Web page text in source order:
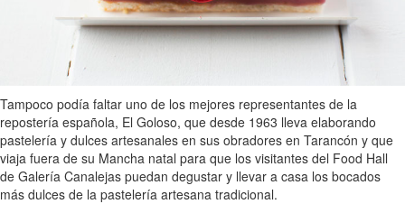
Tampoco podía faltar uno de los mejores representantes de la
repostería española, El Goloso, que desde 1963 lleva elaborando
pastelería y dulces artesanales en sus obradores en Tarancón y que
viaja fuera de su Mancha natal para que los visitantes del Food Hall
de Galería Canalejas puedan degustar y llevar a casa los bocados
más dulces de la pastelería artesana tradicional.